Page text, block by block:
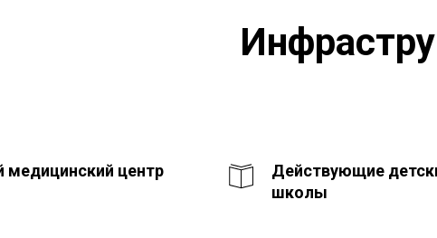
медицинский центр
Действующие
школы